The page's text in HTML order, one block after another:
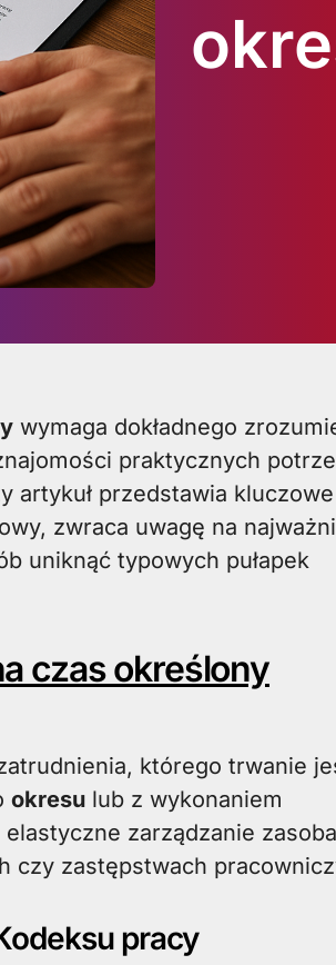
wymaga dokładnego
praktycznych
artykuł przedstawia kluczowe
zwraca uwagę na
uniknąć typowych pułapek
czas określony
którego trwanie
okresu lub z wykonaniem
zarządzanie
czy zastępstwach
pracy